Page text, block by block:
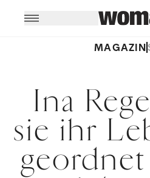
MAGAZIN
Ina
sie ihr